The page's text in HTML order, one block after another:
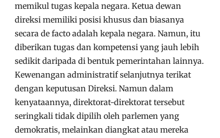
memikul tugas kepala negara. Ketua dewan
direksi memiliki posisi khusus dan biasanya
secara de facto adalah kepala negara. Namun, itu
diberikan tugas dan kompetensi yang jauh lebih
sedikit daripada di bentuk pemerintahan lainnya.
Kewenangan administratif selanjutnya terikat
dengan keputusan Direksi. Namun dalam
kenyataannya, direktorat-direktorat tersebut
seringkali tidak dipilih oleh parlemen yang
demokratis, melainkan diangkat atau mereka